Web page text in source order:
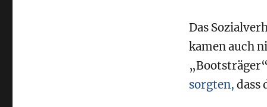
Das
kamen auch
sorgten, dass